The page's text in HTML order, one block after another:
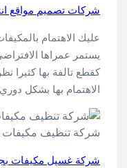
شركات تصميم مواقع
عليك الاهتمام
يستمر عمراها
كقطع تالفة بها كثيرا
الاهتمام بها بشكل دوري
شركة تنظيف مكيفات
شركة غسيل مكيفات